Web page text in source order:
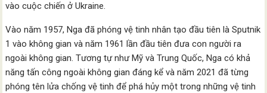
vào cuộc chiến ở Ukraine.
Vào năm 1957, Nga đã phóng vệ tinh nhân tạo đầu tiên là Sputnik
1 vào không gian và năm 1961 lần đầu tiên đưa con người ra
ngoài không gian. Tương tự như Mỹ và Trung Quốc, Nga có khả
năng tấn công ngoài không gian đáng kể và năm 2021 đã từng
phóng tên lửa chống vệ tinh để phá hủy một trong những vệ tinh